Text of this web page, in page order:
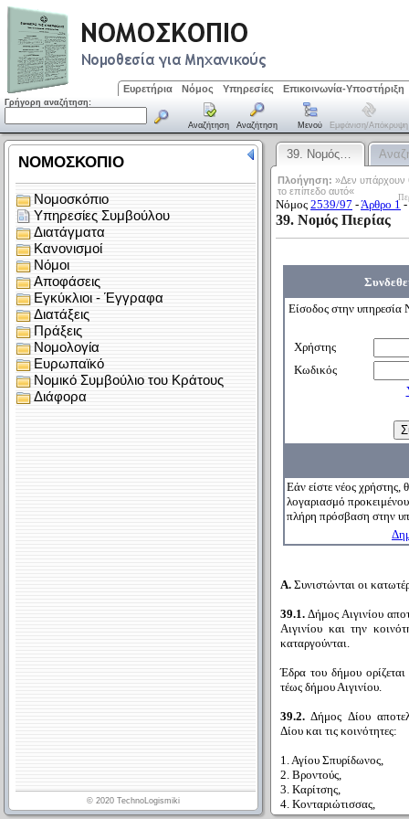
Ευρετήρια Νόμος Υπηρεσίες Επικοινωνία-Υποστήριξη
Γρήγορη αναζήτηση:
Αναζήτηση Αναζήτηση Μενού Εμφάνιση/απόκρυψη
39. Νομός…